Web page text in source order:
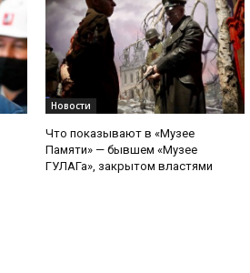
Новости
Что показывают в «Музее
Памяти» — бывшем «Музее
ГУЛАГа», закрытом властями